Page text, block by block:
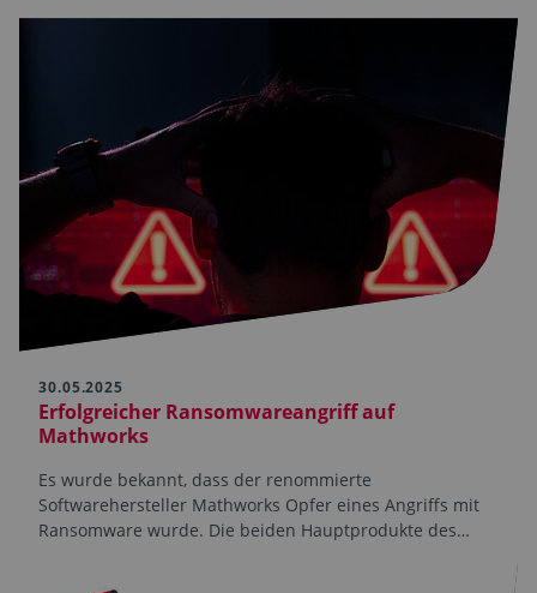
30.05.2025
Erfolgreicher Ransomwareangriff auf
Mathworks
Es wurde bekannt, dass der renommierte
Softwarehersteller Mathworks Opfer eines Angriffs mit
Ransomware wurde. Die beiden Hauptprodukte des…